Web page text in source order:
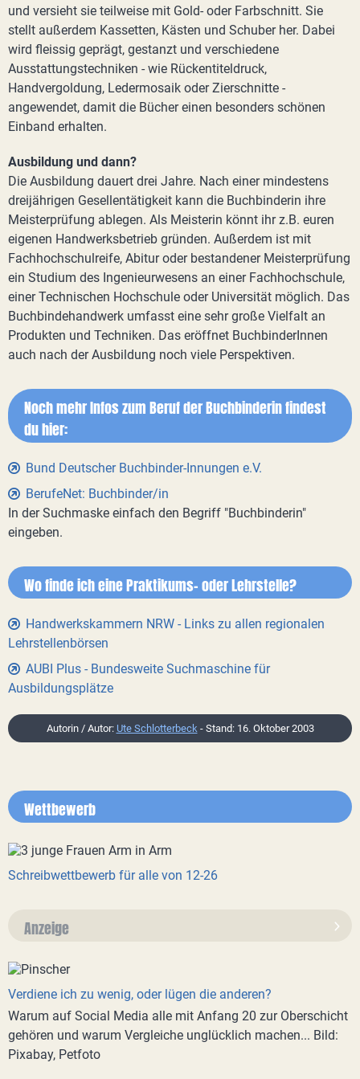
und versieht sie teilweise mit Gold- oder Farbschnitt. Sie
stellt außerdem Kassetten, Kästen und Schuber her. Dabei
wird fleissig geprägt, gestanzt und verschiedene
Ausstattungstechniken - wie Rückentiteldruck,
Handvergoldung, Ledermosaik oder Zierschnitte -
angewendet, damit die Bücher einen besonders schönen
Einband erhalten.
Ausbildung und dann?
Die Ausbildung dauert drei Jahre. Nach einer mindestens
dreijährigen Gesellentätigkeit kann die Buchbinderin ihre
Meisterprüfung ablegen. Als Meisterin könnt ihr z.B. euren
eigenen Handwerksbetrieb gründen. Außerdem ist mit
Fachhochschulreife, Abitur oder bestandener Meisterprüfung
ein Studium des Ingenieurwesens an einer Fachhochschule,
einer Technischen Hochschule oder Universität möglich. Das
Buchbindehandwerk umfasst eine sehr große Vielfalt an
Produkten und Techniken. Das eröffnet BuchbinderInnen
auch nach der Ausbildung noch viele Perspektiven.
Noch mehr Infos zum Beruf der Buchbinderin findest
du hier:
Bund Deutscher Buchbinder-Innungen e.V.
BerufeNet: Buchbinder/in
In der Suchmaske einfach den Begriff "Buchbinderin"
eingeben.
Wo finde ich eine Praktikums- oder Lehrstelle?
Handwerkskammern NRW - Links zu allen regionalen
Lehrstellenbörsen
AUBI Plus - Bundesweite Suchmaschine für
Ausbildungsplätze
Autorin / Autor: Ute Schlotterbeck- Stand: 16. Oktober 2003
Wettbewerb
Schreibwettbewerb für alle von 12-26
Anzeige
Verdiene ich zu wenig, oder lügen die anderen?
Warum auf Social Media alle mit Anfang 20 zur Oberschicht
gehören und warum Vergleiche unglücklich machen... Bild:
Pixabay, Petfoto